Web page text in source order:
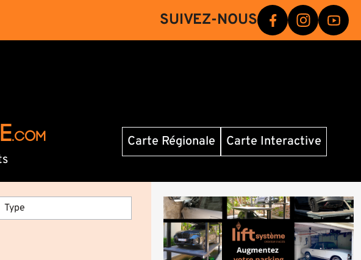
SUIVEZ-NOUS
.com Carte Régionale Carte Interactive